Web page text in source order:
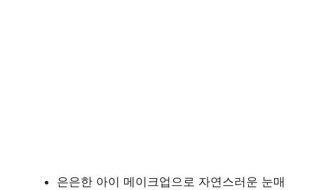
은은한 아이 메이크업으로 자연스러운 눈매